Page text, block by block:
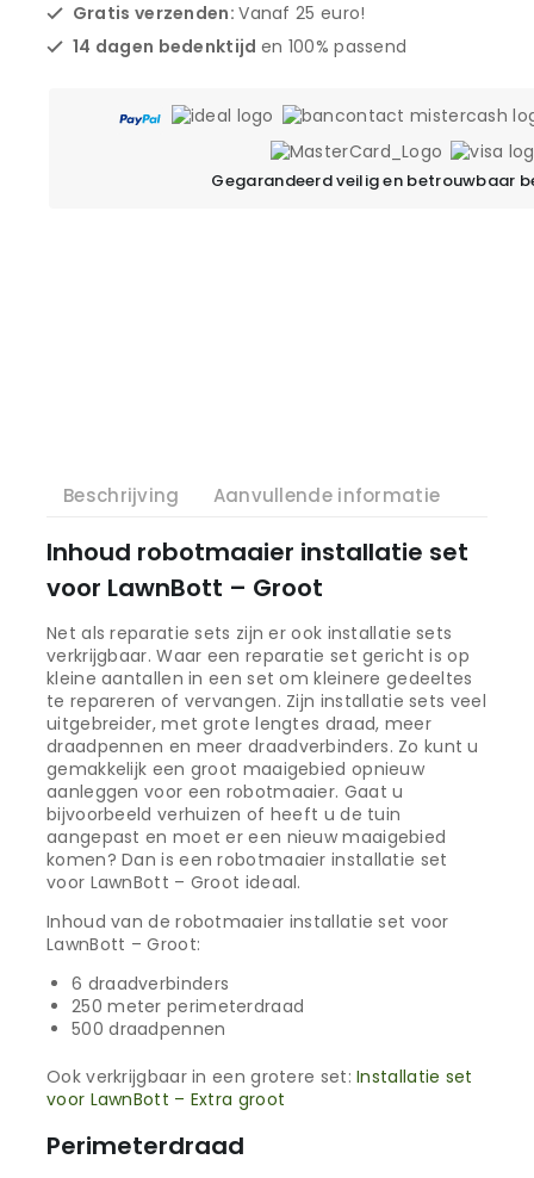
Gratis verzenden:Vanaf 25 euro!
14 dagen bedenktijd en 100% passend
Gegarandeerd veilig en betrouwbaar
Beschrijving Aanvullende informatie
Inhoud robotmaaier installatie set
voor LawnBott – Groot
Net als reparatie sets zijn er ook installatie sets
verkrijgbaar. Waar een reparatie set gericht is op
kleine aantallen in een set om kleinere gedeeltes
te repareren of vervangen. Zijn installatie sets veel
uitgebreider, met grote lengtes draad, meer
draadpennen en meer draadverbinders. Zo kunt u
gemakkelijk een groot maaigebied opnieuw
aanleggen voor een robotmaaier. Gaat u
bijvoorbeeld verhuizen of heeft u de tuin
aangepast en moet er een nieuw maaigebied
komen? Dan is een robotmaaier installatie set
voor LawnBott – Groot ideaal.
Inhoud van de robotmaaier installatie set voor
LawnBott – Groot:
6 draadverbinders
250 meter perimeterdraad
500 draadpennen
Ook verkrijgbaar in een grotere set:Installatie set
voor LawnBott – Extra groot
Perimeterdraad